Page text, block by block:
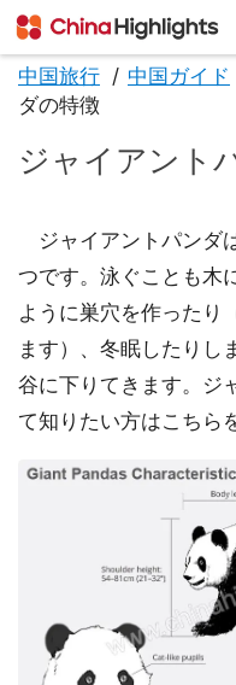
中国旅行 中国ガイド
ダの特徴
ジャイアント
ジャイアントパンダ
つです。泳ぐことも木
ように巣穴を作ったり
ます）、冬眠したりし
谷に下りてきます。ジ
て知りたい方はこちら